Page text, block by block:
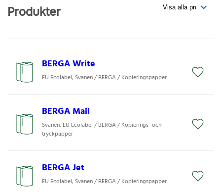
Produkter
BERGA Write
EU Ecolabel, Svanen / BERGA / Kopieringspapper
BERGA Mail
Svanen, EU Ecolabel / BERGA / Kopierings- och
tryckpapper
BERGA Jet
EU Ecolabel, Svanen / BERGA / Kopieringspapper